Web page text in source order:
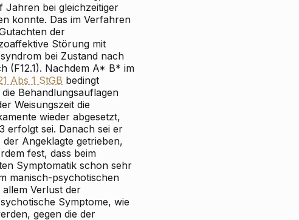
bei gleichzeitiger
konnte. Das im Verfahren
der
Störung mit
bei Zustand nach
(F12.1). Nachdem A* B* im
Abs 1 StGB bedingt
Behandlungsauflagen
Weisungszeit die
wieder abgesetzt,
erfolgt sei. Danach sei er
Angeklagte getrieben,
fest, dass beim
Symptomatik schon sehr
manisch-psychotischen
Verlust der
Symptome, wie
gegen die der